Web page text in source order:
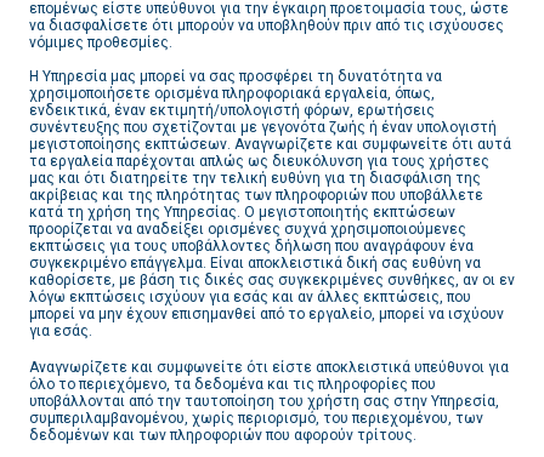
επομένως είστε υπεύθυνοι για την έγκαιρη προετοιμασία τους, ώστε
να διασφαλίσετε ότι μπορούν να υποβληθούν πριν από τις ισχύουσες
νόμιμες προθεσμίες.
Η Υπηρεσία μας μπορεί να σας προσφέρει τη δυνατότητα να
χρησιμοποιήσετε ορισμένα πληροφοριακά εργαλεία, όπως,
ενδεικτικά, έναν εκτιμητή/υπολογιστή φόρων, ερωτήσεις
συνέντευξης που σχετίζονται με γεγονότα ζωής ή έναν υπολογιστή
μεγιστοποίησης εκπτώσεων. Αναγνωρίζετε και συμφωνείτε ότι αυτά
τα εργαλεία παρέχονται απλώς ως διευκόλυνση για τους χρήστες
μας και ότι διατηρείτε την τελική ευθύνη για τη διασφάλιση της
ακρίβειας και της πληρότητας των πληροφοριών που υποβάλλετε
κατά τη χρήση της Υπηρεσίας. Ο μεγιστοποιητής εκπτώσεων
προορίζεται να αναδείξει ορισμένες συχνά χρησιμοποιούμενες
εκπτώσεις για τους υποβάλλοντες δήλωση που αναγράφουν ένα
συγκεκριμένο επάγγελμα. Είναι αποκλειστικά δική σας ευθύνη να
καθορίσετε, με βάση τις δικές σας συγκεκριμένες συνθήκες, αν οι εν
λόγω εκπτώσεις ισχύουν για εσάς και αν άλλες εκπτώσεις, που
μπορεί να μην έχουν επισημανθεί από το εργαλείο, μπορεί να ισχύουν
για εσάς.
Αναγνωρίζετε και συμφωνείτε ότι είστε αποκλειστικά υπεύθυνοι για
όλο το περιεχόμενο, τα δεδομένα και τις πληροφορίες που
υποβάλλονται από την ταυτοποίηση του χρήστη σας στην Υπηρεσία,
συμπεριλαμβανομένου, χωρίς περιορισμό, του περιεχομένου, των
δεδομένων και των πληροφοριών που αφορούν τρίτους.